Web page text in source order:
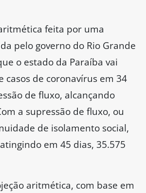
feita por uma
pelo governo do Rio Grande
o estado da Paraíba vai
casos de coronavírus em 34
de fluxo, alcançando
a supressão de fluxo, ou
de isolamento social,
em 45 dias, 35.575
aritmética, com base em